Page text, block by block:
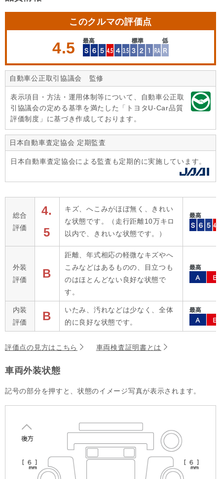
このクルマの評価点
4.5
自動車公正取引協議会 監修
表示項目・方法・運用体制等について、自動車公正取
引協議会の定める基準を満たした「トヨタU-Car品質
評価制度」に基づき作成しております。
日本自動車査定協会 定期監査
日本自動車査定協会による監査も定期的に実施しています。
総合
評価
4.
5
キズ、へこみがほぼ無く、きれい
な状態です。（走行距離10万キロ
以内で、きれいな状態です。）
外装
評価
B
距離、年式相応の軽微なキズやへ
こみなどはあるものの、目立つも
のはほとんどない良好な状態で
す。
内装
評価
B
いたみ、汚れなどは少なく、全体
的に良好な状態です。
評価点の見方はこちら 車両検査証明書とは
車両外装状態
記号の部分を押すと、状態のイメージ写真が表示されます。